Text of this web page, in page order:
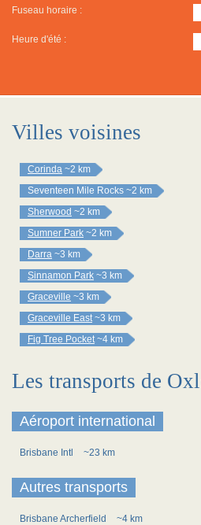
Fuseau horaire :
Heure d'été :
Villes voisines
Corinda ~2 km
Seventeen Mile Rocks ~2 km
Sherwood ~2 km
Sumner Park ~2 km
Darra ~3 km
Sinnamon Park ~3 km
Graceville ~3 km
Graceville East ~3 km
Fig Tree Pocket ~4 km
Les transports de
Aéroport international
Brisbane Intl ~23 km
Autres transports
Brisbane Archerfield
~4 km